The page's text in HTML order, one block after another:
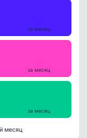
за месяц
за месяц
за месяц
месяц